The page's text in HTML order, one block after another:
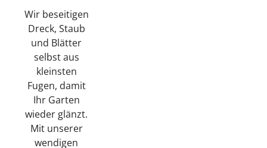
Wir beseitigen
Dreck, Staub
und Blätter
selbst aus
kleinsten
Fugen, damit
Ihr Garten
wieder glänzt.
Mit unserer
wendigen